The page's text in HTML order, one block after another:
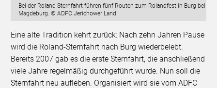
Bei der Roland-Sternfahrt führen fünf Routen zum Rolandfest in Burg bei
Magdeburg. © ADFC Jerichower Land
Eine alte Tradition kehrt zurück: Nach zehn Jahren Pause
wird die Roland-Sternfahrt nach Burg wiederbelebt.
Bereits 2007 gab es die erste Sternfahrt, die anschließend
viele Jahre regelmäßig durchgeführt wurde. Nun soll die
Sternfahrt neu aufleben. Organisiert wird sie vom ADFC